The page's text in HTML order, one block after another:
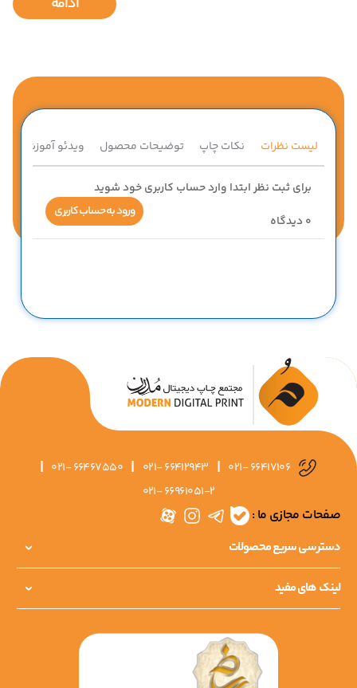
لیست نظرات نکات چاپ توضیحات محصول ویدئو آموزشی
برای ثبت نظر ابتدا وارد حساب کاربری خود شوید
ورود به حساب کاربری
0 دیدگاه
021- 66417106
|
021- 66412943
|
021- 66467550
|
021- 66961051-2
صفحات مجازی ما :
دسترسی سریع محصولات
لینک های مفید